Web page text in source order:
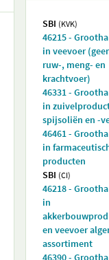
SBI (KVK)
46215 -
in veevoer
ruw-, meng- en
krachtvoer)
46331 -
in
spijsoliën en -
46461 -
in
producten
SBI (CI)
46218 -
in
en veevoer
assortiment
46390 -